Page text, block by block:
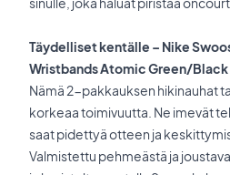
Täydelliset kentälle – Nike
Wristbands Atomic Green/Black
Nämä 2-pakkauksen hikinauhat
korkeaa toimivuutta. Ne imevät
saat pidettyä otteen ja
Valmistettu pehmeästä ja